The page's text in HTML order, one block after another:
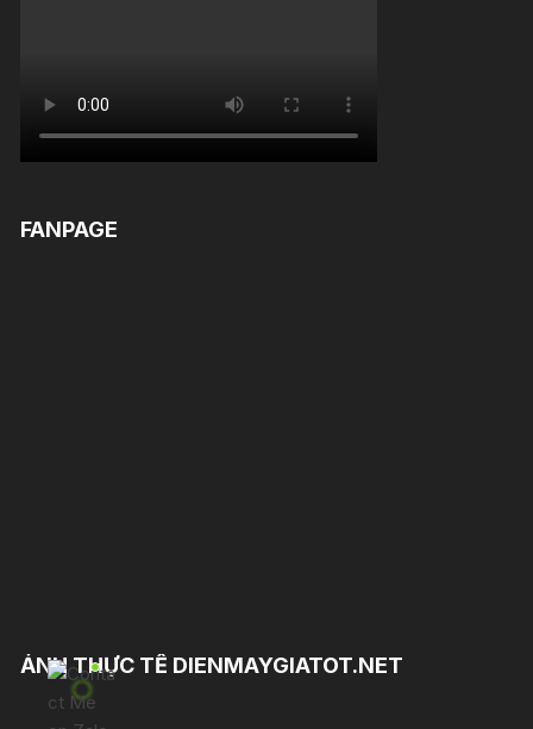
FANPAGE
ẢNH THỰC TẾ DIENMAYGIATOT.NET